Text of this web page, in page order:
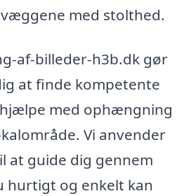
med stolthed.
af-billeder-h3b.dk gør
at finde kompetente
med ophængning
Vi anvender
at guide dig gennem
hurtigt og enkelt kan